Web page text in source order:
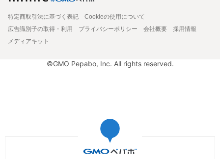
特定商取引法に基づく表記
Cookieの使用について
広告識別子の取得・利用
プライバシーポリシー 会社概要
採用情報
メディアキット
©GMO Pepabo, Inc. All rights reserved.